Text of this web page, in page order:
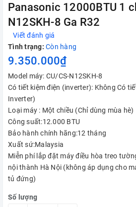
Panasonic 12000BTU 1
N12SKH-8 Ga R32
Viết đánh giá
Tình trạng: Còn hàng
9.350.000₫
Model máy: CU/CS-N12SKH-8
Có tiết kiệm điện (inverter): Không Có
Inverter)
Loại máy : Một chiều (Chỉ dùng mùa hè)
Công suất:12.000 BTU
Bảo hành chính hãng:12 tháng
Xuất sứ:Malaysia
Miễn phí lắp đặt máy điều hòa treo
nội thành Hà Nội (không áp dụng cho
tủ đứng)
Số lượng